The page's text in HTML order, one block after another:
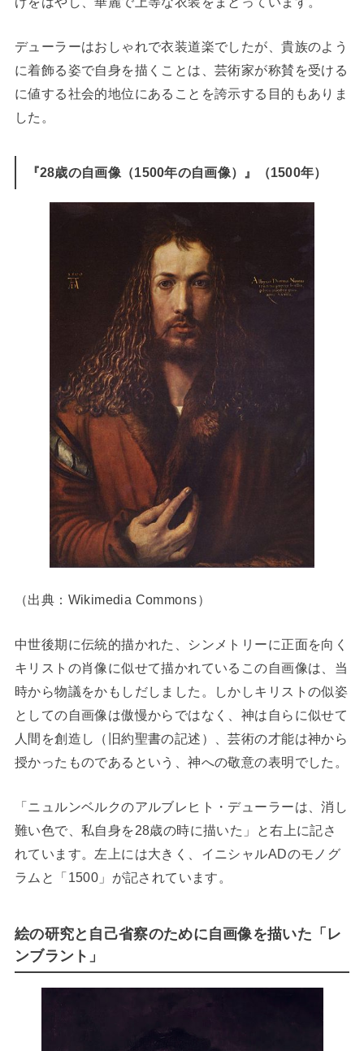
デューラーはおしゃれで衣装道楽でしたが、貴族のよう
に着飾る姿で自身を描くことは、芸術家が称賛を受ける
に値する社会的地位にあることを誇示する目的もありま
した。
『28歳の自画像（1500年の自画像）』（1500年）
（出典：Wikimedia Commons）
中世後期に伝統的描かれた、シンメトリーに正面を向く
キリストの肖像に似せて描かれているこの自画像は、当
時から物議をかもしだしました。しかしキリストの似姿
としての自画像は傲慢からではなく、神は自らに似せて
人間を創造し（旧約聖書の記述）、芸術の才能は神から
授かったものであるという、神への敬意の表明でした。
「ニュルンベルクのアルブレヒト・デューラーは、消し
難い色で、私自身を28歳の時に描いた」と右上に記さ
れています。左上には大きく、イニシャルADのモノグ
ラムと「1500」が記されています。
絵の研究と自己省察のために自画像を描いた「レ
ンブラント」